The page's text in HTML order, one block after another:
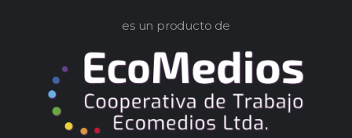
es un producto de